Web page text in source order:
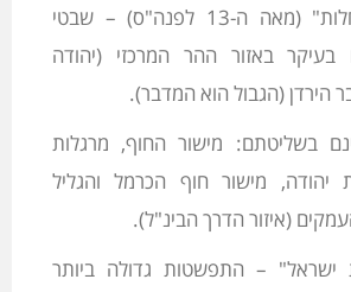
"תקופת ההתנחלות" (מאה ה-13 לפנה"ס) – שבטי
באזור ההר המרכזי (יהודה
הירדן (הגבול הוא המדבר).
בשליטתם: מישור החוף, מרגלות
מישור חוף הכרמל והגליל
(איזור הדרך הבינ"ל).
– התפשטות גדולה ביותר